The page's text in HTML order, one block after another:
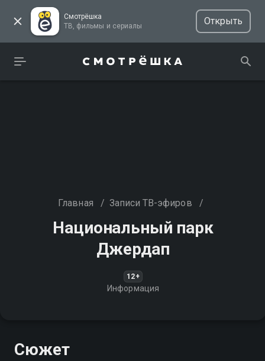
Смотрёшка
ТВ, фильмы и сериалы
Открыть
Главная / Записи ТВ-эфиров /
Национальный парк
Джердап
12+
Информация
Сюжет